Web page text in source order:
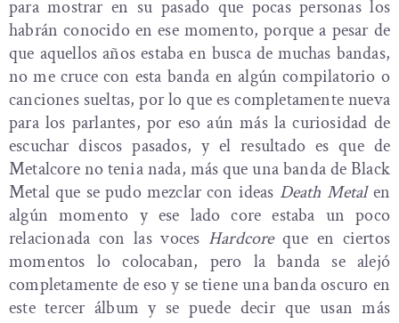
para mostrar en su pasado que pocas personas los
habrán conocido en ese momento, porque a pesar de
que aquellos años estaba en busca de muchas bandas,
no me cruce con esta banda en algún compilatorio o
canciones sueltas, por lo que es completamente nueva
para los parlantes, por eso aún más la curiosidad de
escuchar discos pasados, y el resultado es que de
Metalcore no tenia nada, más que una banda de Black
Metal que se pudo mezclar con ideas Death Metalen
algún momento y ese lado core estaba un poco
relacionada con las voces Hardcoreque en ciertos
momentos lo colocaban, pero la banda se alejó
completamente de eso y se tiene una banda oscuro en
este tercer álbum y se puede decir que usan más